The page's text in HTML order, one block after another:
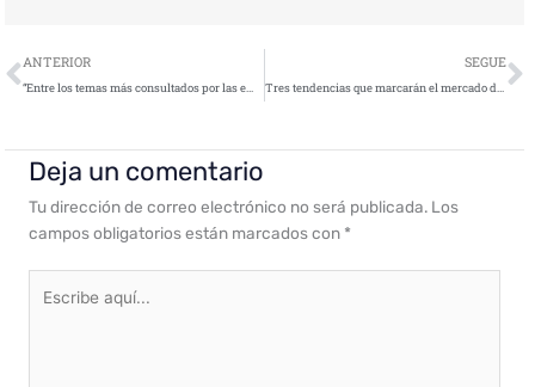
Ant
ANTERIOR
“Entre los temas más consultados por las empresas, destacan, dudas relativas a la concienciación y la implementación de buenas prácticas”
SEGUE
Tres tendencias que marcarán el mercado de sistemas de pago en 2021
Deja un comentario
Tu dirección de correo electrónico no será publicada. Los
campos obligatorios están marcados con *
aquí...